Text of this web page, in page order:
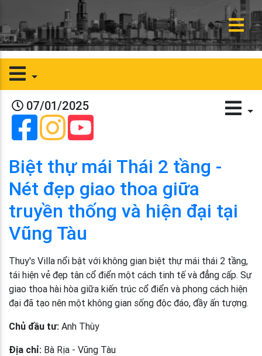
07/01/2025
Biệt thự mái Thái 2 tầng -
Nét đẹp giao thoa giữa
truyền thống và hiện đại tại
Vũng Tàu
Thuy's Villa nổi bật với không gian biệt thự mái thái 2 tầng,
tái hiện vẻ đẹp tân cổ điển một cách tinh tế và đẳng cấp. Sự
giao thoa hài hòa giữa kiến trúc cổ điển và phong cách hiện
đại đã tạo nên một không gian sống độc đáo, đầy ấn tượng.
Chủ đầu tư: Anh Thùy
Địa chỉ: Bà Rịa - Vũng Tàu